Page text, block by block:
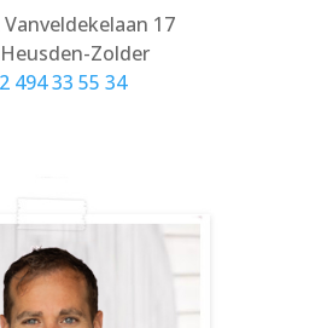
17
Zolder
494 33 55 34